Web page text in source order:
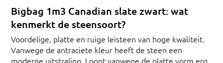
Bigbag 1m3 Canadian slate zwart: wat
kenmerkt de steensoort?
Voordelige, platte en ruige leisteen van hoge kwaliteit.
Vanwege de antraciete kleur heeft de steen een
moderne uitstraling. Loopt vanwege de platte vorm erg